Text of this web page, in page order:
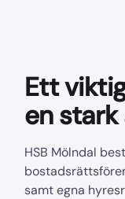
Ett
en
HSB Mölndal
samt egna